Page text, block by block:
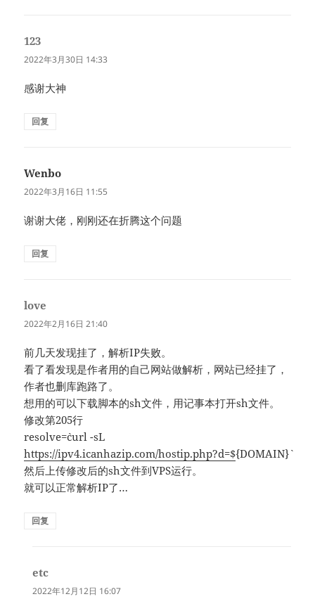
123
道：
2022年3月30日 14:33
感谢大神
回复
Wenbo
道：
2022年3月16日 11:55
谢谢大佬，刚刚还在折腾这个问题
回复
love
道：
2022年2月16日 21:40
前几天发现挂了，解析IP失败。
看了看发现是作者用的自己网站做解析，网站已经挂了，
作者也删库跑路了。
想用的可以下载脚本的sh文件，用记事本打开sh文件。
修改第205行
resolve=`curl -sL
https://ipv4.icanhazip.com/hostip.php?d=${DOMAIN}`
然后上传修改后的sh文件到VPS运行。
就可以正常解析IP了…
回复
etc
道：
2022年12月12日 16:07